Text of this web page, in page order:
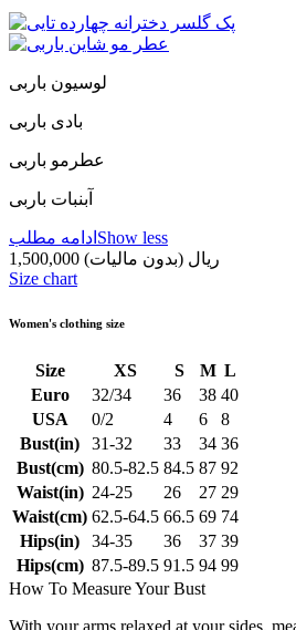
ادامه مطلب Show less
1,500,000 ریال (بدون مالیات)
Size chart
Women's clothing size
Size XS S M L
Euro
32/34 36 38 40
USA
0/2 4 6
8
Bust(in)
31-32 33 34 36
Bust(cm) 80.5-82.5 84.5 87 92
Waist(in) 24-25 26 27 29
Waist(cm) 62.5-64.5 66.5 69 74
Hips(in)
34-35 36 37 39
Hips(cm) 87.5-89.5 91.5 94 99
How To Measure Your Bust
With your arms relaxed at your sides,